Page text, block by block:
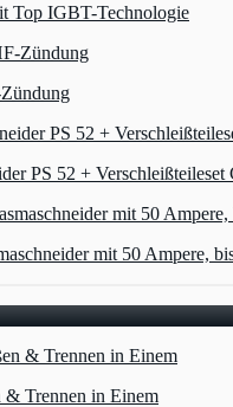
Top IGBT-Technologie
PS 52 + Verschleißteileset
mit 50 Ampere,
& Trennen in Einem